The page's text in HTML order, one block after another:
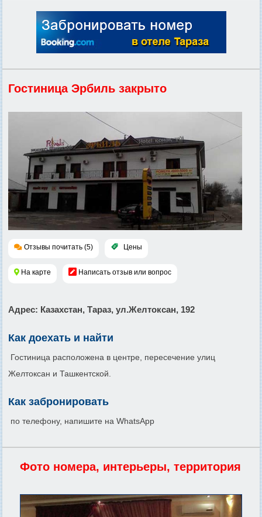
Гостиница Эрбиль закрыто
Отзывы почитать (5) Цены
На карте Написать отзыв или вопрос
Адрес: Казахстан, Тараз, ул.Желтоксан, 192
Как доехать и найти
Гостиница расположена в центре, пересечение улиц
Желтоксан и Ташкентской.
Как забронировать
по телефону, напишите на WhatsApp
Фото номера, интерьеры, территория